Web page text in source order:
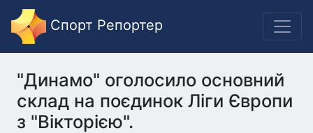
Спорт Репортер
"Динамо" оголосило основний
склад на поєдинок Ліги Європи
з "Вікторією".